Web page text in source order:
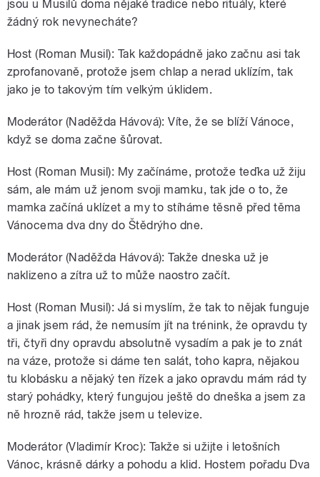
jsou u Musilů doma nějaké tradice nebo rituály, které
žádný rok nevynecháte?
Host (Roman Musil): Tak každopádně jako začnu asi tak
zprofanovaně, protože jsem chlap a nerad uklízím, tak
jako je to takovým tím velkým úklidem.
Moderátor (Naděžda Hávová): Víte, že se blíží Vánoce,
když se doma začne šůrovat.
Host (Roman Musil): My začínáme, protože teďka už žiju
sám, ale mám už jenom svoji mamku, tak jde o to, že
mamka začíná uklízet a my to stíháme těsně před těma
Vánocema dva dny do Štědrýho dne.
Moderátor (Naděžda Hávová): Takže dneska už je
naklizeno a zítra už to může naostro začít.
Host (Roman Musil): Já si myslím, že tak to nějak funguje
a jinak jsem rád, že nemusím jít na trénink, že opravdu ty
tři, čtyři dny opravdu absolutně vysadím a pak je to znát
na váze, protože si dáme ten salát, toho kapra, nějakou
tu klobásku a nějaký ten řízek a jako opravdu mám rád ty
starý pohádky, který fungujou ještě do dneška a jsem za
ně hrozně rád, takže jsem u televize.
Moderátor (Vladimír Kroc): Takže si užijte i letošních
Vánoc, krásně dárky a pohodu a klid. Hostem pořadu Dva